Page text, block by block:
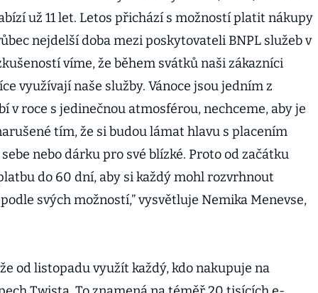
už 11 let. Letos přichází s možností platit nákupy
nejdelší doba mezi poskytovateli BNPL služeb v
víme, že během svátků naši zákazníci
využívají naše služby. Vánoce jsou jedním z
v roce s jedinečnou atmosférou, nechceme, aby je
tím, že si budou lámat hlavu s placením
nebo dárku pro své blízké. Proto od začátku
do 60 dní, aby si každý mohl rozvrhnout
svých možností,” vysvětluje Nemika Menevse,
od listopadu využít každý, kdo nakupuje na